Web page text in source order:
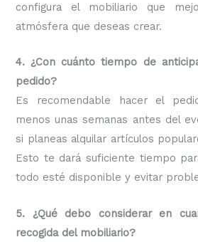
configura el mobiliario que
atmósfera que deseas crear.
4. ¿Con cuánto tiempo de
pedido?
Es recomendable hacer el
menos unas semanas antes del
si planeas alquilar artículos
Esto te dará suficiente tiempo
todo esté disponible y evitar
5. ¿Qué debo considerar en
recogida del mobiliario?